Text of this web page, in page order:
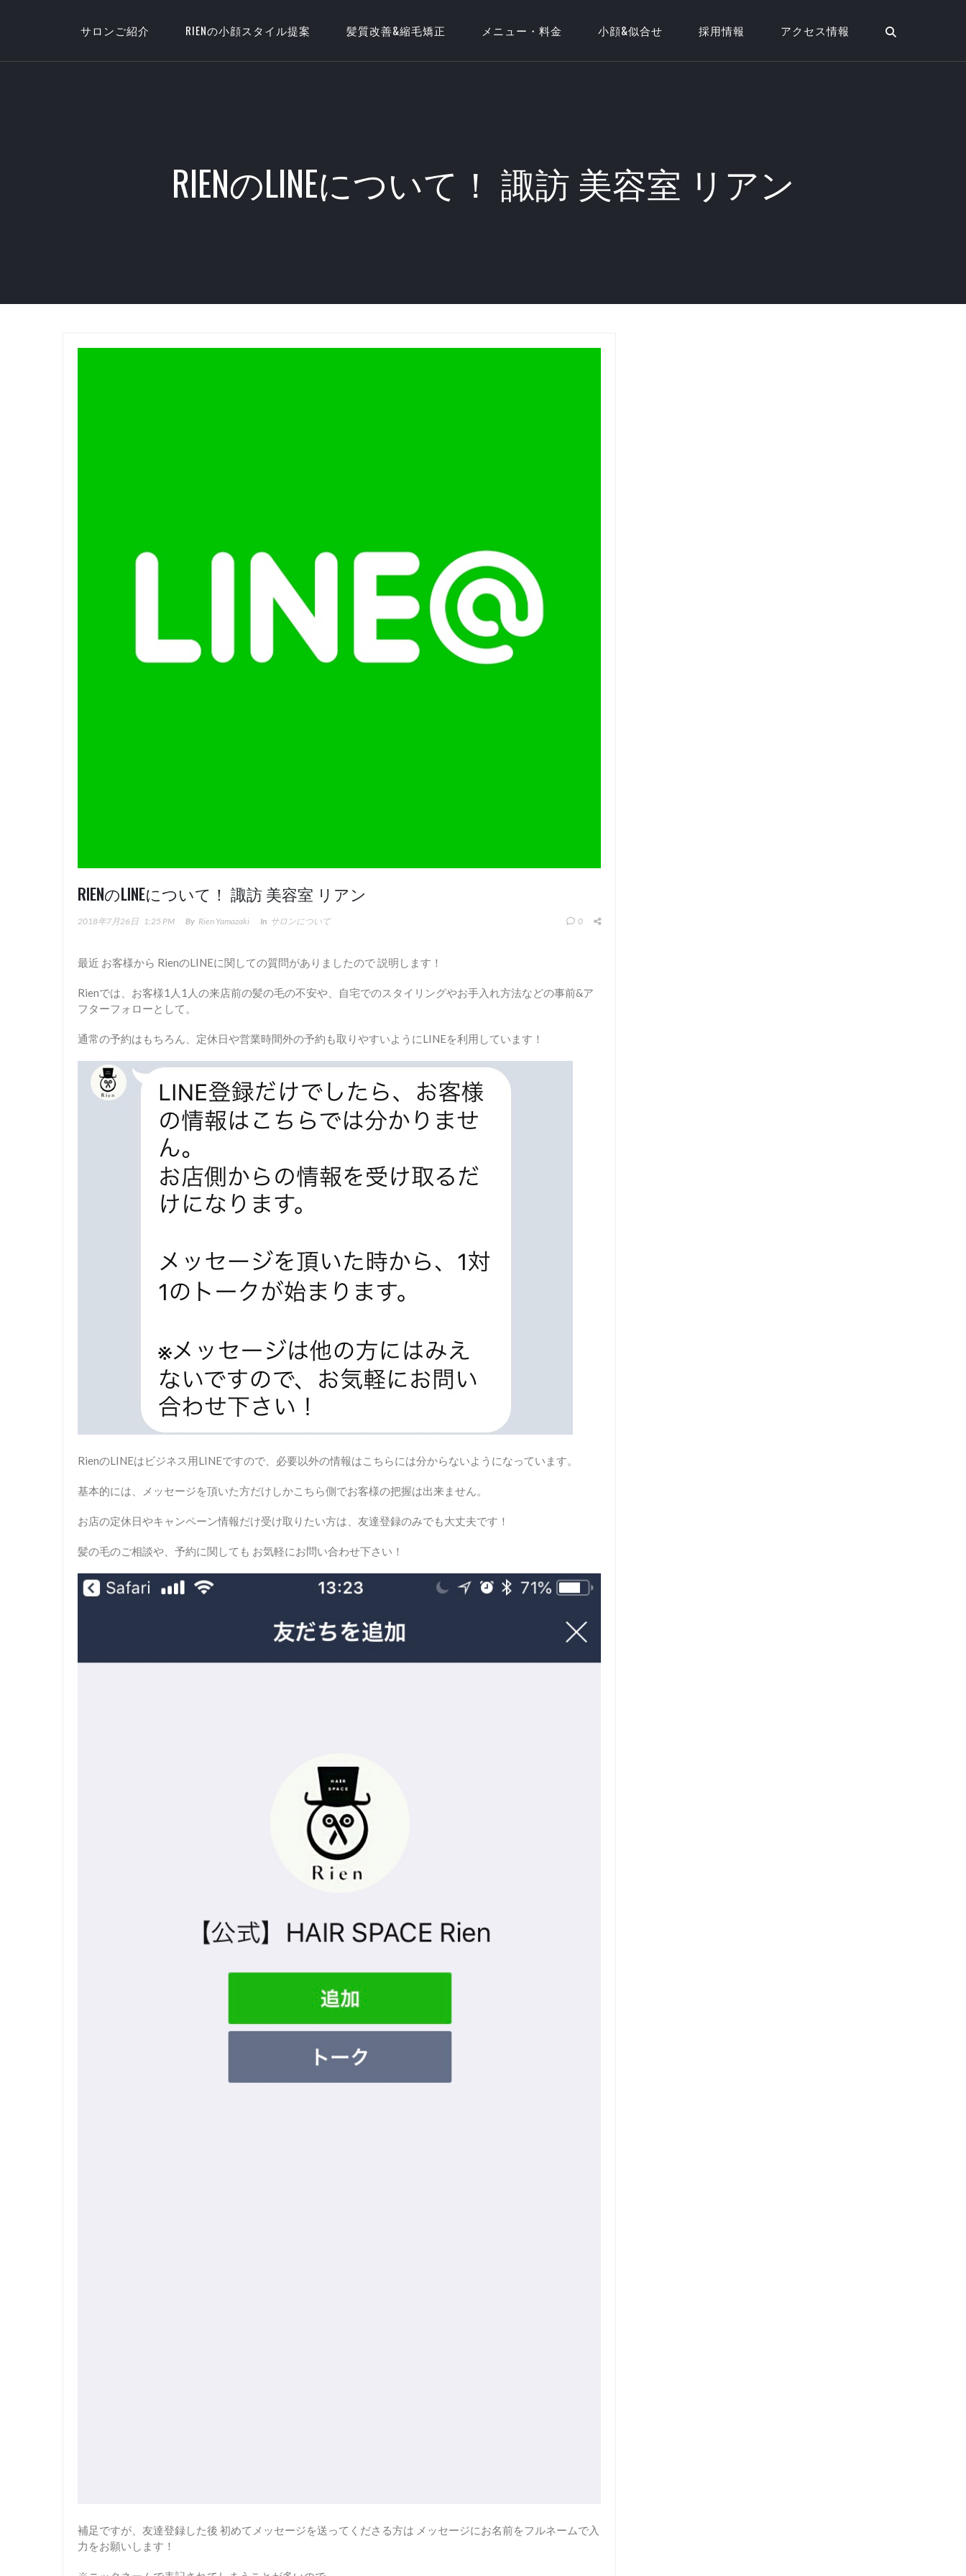
サロンご紹介 RIENの小顔スタイル提案 髪質改善&縮毛矯正 メニュー・料金 小顔&似合せ 採用情報 アクセス情報
RIENのLINEについて！ 諏訪 美容室 リアン
RIENのLINEについて！ 諏訪 美容室 リアン
2018年7月26日 1:25 PM By Rien Yamazaki In サロンについて 0
最近 お客様から RienのLINEに関しての質問がありましたので 説明します！
Rienでは、お客様1人1人の来店前の髪の毛の不安や、自宅でのスタイリングやお手入れ方法などの事前&ア
フターフォローとして。
通常の予約はもちろん、定休日や営業時間外の予約も取りやすいようにLINEを利用しています！
RienのLINEはビジネス用LINEですので、必要以外の情報はこちらには分からないようになっています。
基本的には、メッセージを頂いた方だけしかこちら側でお客様の把握は出来ません。
お店の定休日やキャンペーン情報だけ受け取りたい方は、友達登録のみでも大丈夫です！
髪の毛のご相談や、予約に関しても お気軽にお問い合わせ下さい！
補足ですが、友達登録した後 初めてメッセージを送ってくださる方は メッセージにお名前をフルネームで入
力をお願いします！